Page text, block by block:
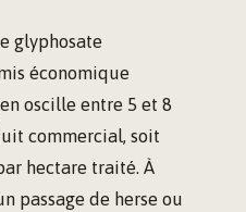
glyphosate
économique
oscille entre 5 et 8
commercial, soit
hectare traité. À
passage de herse ou